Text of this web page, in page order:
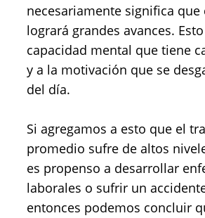
necesariamente significa
logrará grandes avances.
capacidad mental que tiene
y a la motivación que se
del día.
Si agregamos a esto que el
promedio sufre de altos
es propenso a desarrollar
laborales o sufrir un
entonces podemos concluir